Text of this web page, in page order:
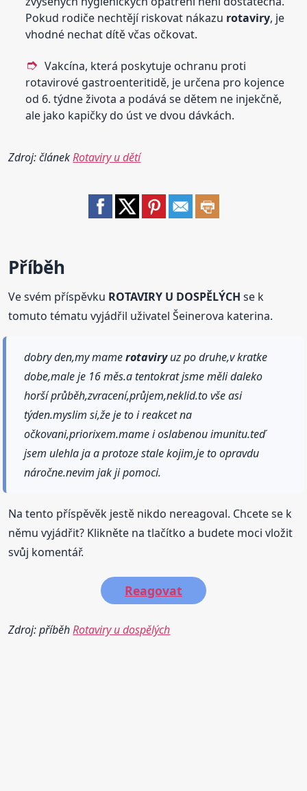
Pokud rodiče nechtějí riskovat nákazu rotaviry, je
vhodné nechat dítě včas očkovat.
Vakcína, která poskytuje ochranu proti
rotavirové gastroenteritidě, je určena pro kojence
od 6. týdne života a podává se dětem ne injekčně,
ale jako kapičky do úst ve dvou dávkách.
Zdroj: článekRotaviry u dětí
Příběh
Ve svém příspěvku ROTAVIRY U DOSPĚLÝCH se k
tomuto tématu vyjádřil uživatel Šeinerova katerina.
dobry den,my mamerotaviryuz po druhe,v kratke
dobe,male je 16 měs.a tentokrat jsme měli daleko
horší průběh,zvracení,průjem,neklid.to vše asi
týden.myslim si,že je to i reakcet na
očkovani,priorixem.mame i oslabenou imunitu.teď
jsem ulehla ja a protoze stale kojim,je to opravdu
náročne.nevim jak ji pomoci.
Na tento příspěvěk jestě nikdo nereagoval. Chcete se k
němu vyjádřit? Klikněte na tlačítko a budete moci vložit
svůj komentář.
Reagovat
Zdroj: příběhRotaviry u dospělých